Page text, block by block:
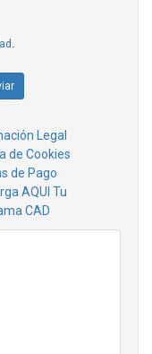
.
Legal
de Cookies
de Pago
AQUI Tu
CAD